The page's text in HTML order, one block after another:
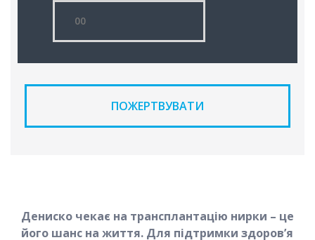
ПОЖЕРТВУВАТИ
Дениско чекає на трансплантацію нирки – це
його шанс на життя. Для підтримки здоров’я